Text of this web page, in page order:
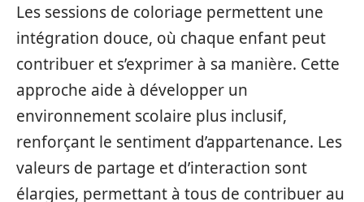
Les sessions de coloriage permettent une
intégration douce, où chaque enfant peut
contribuer et s’exprimer à sa manière. Cette
approche aide à développer un
environnement scolaire plus inclusif,
renforçant le sentiment d’appartenance. Les
valeurs de partage et d’interaction sont
élargies, permettant à tous de contribuer au